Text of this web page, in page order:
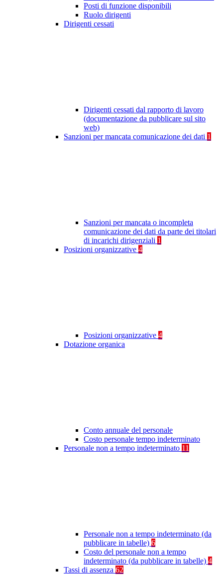
Posti di funzione disponibili
Ruolo dirigenti
Dirigenti cessati
Dirigenti cessati dal rapporto di lavoro
(documentazione da pubblicare sul sito
web)
Sanzioni per mancata comunicazione dei dati 1
Sanzioni per mancata o incompleta
comunicazione dei dati da parte dei titolari
di incarichi dirigenziali 1
Posizioni organizzative 4
Posizioni organizzative 4
Dotazione organica
Conto annuale del personale
Costo personale tempo indeterminato
Personale non a tempo indeterminato 11
Personale non a tempo indeterminato (da
pubblicare in tabelle) 6
Costo del personale non a tempo
indeterminato (da pubblicare in tabelle) 4
Tassi di assenza 62